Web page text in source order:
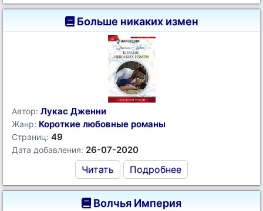
Больше никаких измен
Автор: Лукас Дженни
Жанр: Короткие любовные романы
Страниц: 49
Дата добавления: 26-07-2020
Читать Подробнее
Волчья Империя